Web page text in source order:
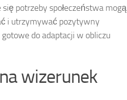
potrzeby społeczeństwa mogą
i utrzymywać pozytywny
do adaptacji w obliczu
wizerunek